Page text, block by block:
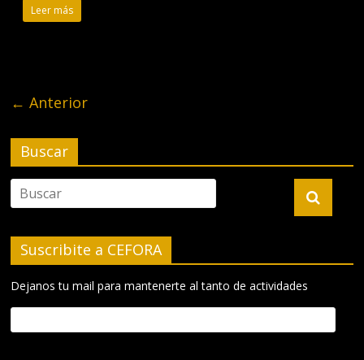
Leer más
← Anterior
Buscar
Suscribite a CEFORA
Dejanos tu mail para mantenerte al tanto de actividades